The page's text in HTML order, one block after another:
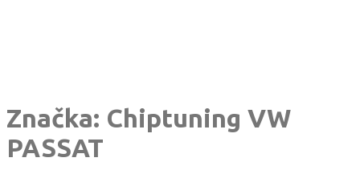
Značka: Chiptuning VW
PASSAT